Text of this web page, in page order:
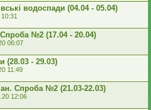
водоспади (04.04 - 05.04)
№2 (17.04 - 20.04)
06:07
(28.03 - 29.03)
11:49
Спроба №2 (21.03-22.03)
12:06